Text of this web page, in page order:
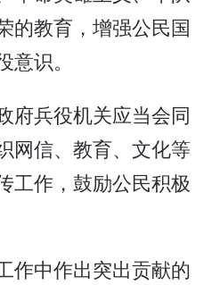
的教育，增强公民国
识。
府兵役机关应当会同
网信、教育、文化等
工作，鼓励公民积极
作中作出突出贡献的